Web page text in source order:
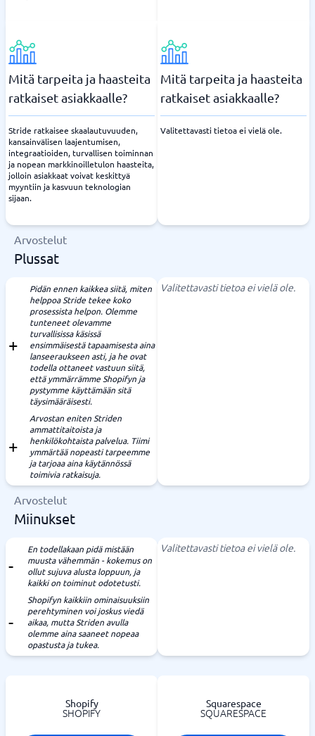
Mitä tarpeita ja haasteita
ratkaiset asiakkaalle?
Stride ratkaisee skaalautuvuuden,
kansainvälisen laajentumisen,
integraatioiden, turvallisen toiminnan
ja nopean markkinoilletulon haasteita,
jolloin asiakkaat voivat keskittyä
myyntiin ja kasvuun teknologian
sijaan.
Mitä tarpeita ja haasteita
ratkaiset asiakkaalle?
Valitettavasti tietoa ei vielä ole.
Arvostelut
Plussat
Pidän ennen kaikkea siitä, miten
helppoa Stride tekee koko
prosessista helpon. Olemme
tunteneet olevamme
turvallisissa käsissä
ensimmäisestä tapaamisesta aina
lanseeraukseen asti, ja he ovat
todella ottaneet vastuun siitä,
että ymmärrämme Shopifyn ja
pystymme käyttämään sitä
täysimääräisesti.
Arvostan eniten Striden
ammattitaitoista ja
henkilökohtaista palvelua. Tiimi
ymmärtää nopeasti tarpeemme
ja tarjoaa aina käytännössä
toimivia ratkaisuja.
Valitettavasti tietoa ei vielä ole.
Arvostelut
Miinukset
En todellakaan pidä mistään
muusta vähemmän - kokemus on
ollut sujuva alusta loppuun, ja
kaikki on toiminut odotetusti.
Shopifyn kaikkiin ominaisuuksiin
perehtyminen voi joskus viedä
aikaa, mutta Striden avulla
olemme aina saaneet nopeaa
opastusta ja tukea.
Valitettavasti tietoa ei vielä ole.
Shopify
SHOPIFY
Squarespace
SQUARESPACE